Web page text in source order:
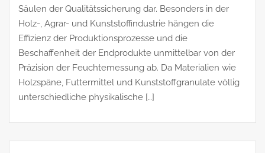
Säulen der Qualitätssicherung dar. Besonders in der
Holz-, Agrar- und Kunststoffindustrie hängen die
Effizienz der Produktionsprozesse und die
Beschaffenheit der Endprodukte unmittelbar von der
Präzision der Feuchtemessung ab. Da Materialien wie
Holzspäne, Futtermittel und Kunststoffgranulate völlig
unterschiedliche physikalische […]